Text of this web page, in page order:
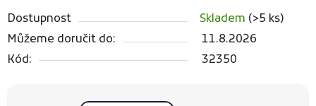
Dostupnost Skladem (>5 ks)
Můžeme doručit do:
11.8.2026
Kód:
32350